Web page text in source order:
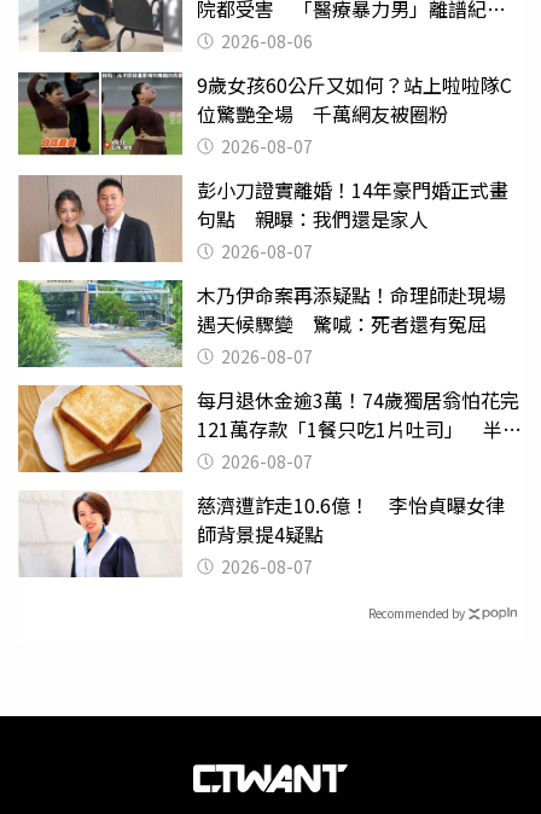
院都受害 「醫療暴力男」離譜紀錄
曝光2026-08-06
9歲女孩60公斤又如何？站上啦啦隊C
位驚艷全場 千萬網友被圈粉
2026-08-07
彭小刀證實離婚！14年豪門婚正式畫
句點 親曝：我們還是家人
2026-08-07
木乃伊命案再添疑點！命理師赴現場
遇天候驟變 驚喊：死者還有冤屈
2026-08-07
每月退休金逾3萬！74歲獨居翁怕花完
121萬存款「1餐只吃1片吐司」 半年
後暴瘦嚇壞女兒
2026-08-07
慈濟遭詐走10.6億！ 李怡貞曝女律
師背景提4疑點
2026-08-07
Recommended by